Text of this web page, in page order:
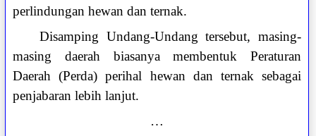
perlindungan hewan dan ternak.
Disamping Undang-Undang tersebut, masing-
masing daerah biasanya membentuk Peraturan
Daerah (Perda) perihal hewan dan ternak sebagai
penjabaran lebih lanjut.
…